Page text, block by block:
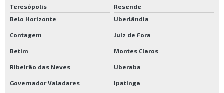
Rodas para carros industriais
Carrinho de carga dobrável preço
Teresópolis
Resende
Belo Horizonte
Uberlândia
Contagem Juiz de Fora
Betim Montes Claros
Ribeirão das Neves Uberaba
Governador Valadares Ipatinga